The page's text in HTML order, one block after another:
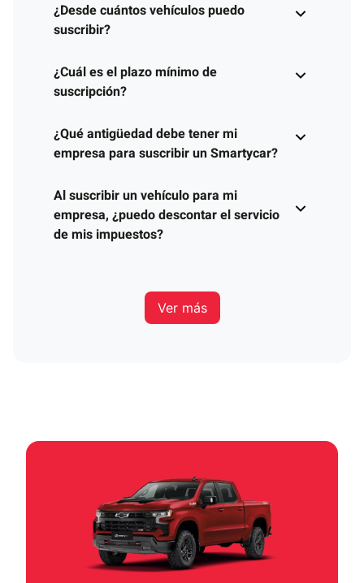
¿Desde cuántos vehículos puedo
suscribir?
¿Cuál es el plazo mínimo de
suscripción?
¿Qué antigüedad debe tener mi
empresa para suscribir un Smartycar?
Al suscribir un vehículo para mi
empresa, ¿puedo descontar el servicio
de mis impuestos?
Ver más